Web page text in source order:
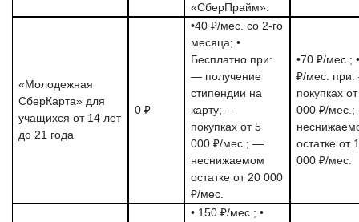
«СберПрайм».
«Молодежная
СберКарта» для
учащихся от 14 лет
до 21 года
0 ₽
•40 ₽/мес. со 2-го
месяца; •
Бесплатно при:
— получение
стипендии на
карту; —
покупках от 5
000 ₽/мес.; —
неснижаемом
остатке от 20 000
₽/мес.
•70 ₽/мес.;
₽/мес.
покупках
000 ₽/
остатке от
000 ₽/мес.
• 150 ₽/мес.; •